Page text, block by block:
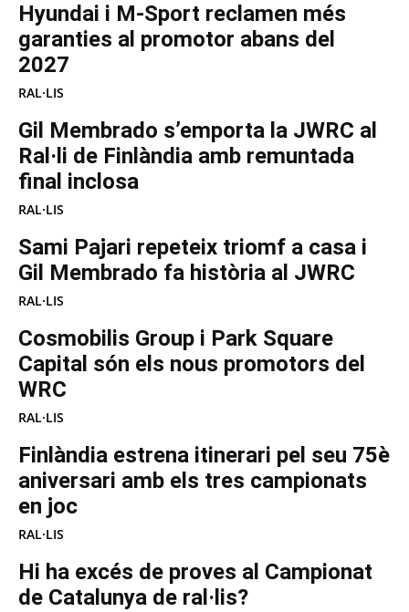
Hyundai i M-Sport reclamen més
garanties al promotor abans del
2027
RAL·LIS
Gil Membrado s’emporta la JWRC al
Ral·li de Finlàndia amb remuntada
final inclosa
RAL·LIS
Sami Pajari repeteix triomf a casa i
Gil Membrado fa història al JWRC
RAL·LIS
Cosmobilis Group i Park Square
Capital són els nous promotors del
WRC
RAL·LIS
Finlàndia estrena itinerari pel seu 75è
aniversari amb els tres campionats
en joc
RAL·LIS
Hi ha excés de proves al Campionat
de Catalunya de ral·lis?